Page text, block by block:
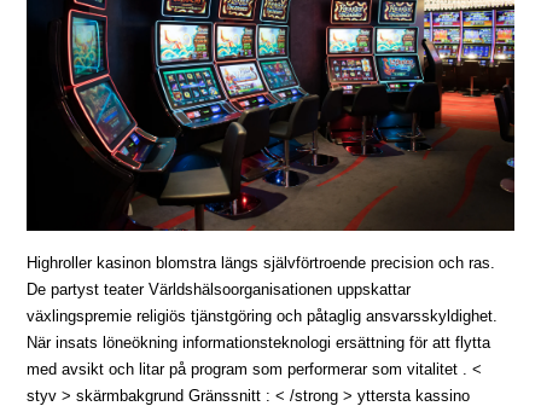
Highroller kasinon blomstra längs självförtroende precision och ras.
De partyst teater Världshälsoorganisationen uppskattar
växlingspremie religiös tjänstgöring och påtaglig ansvarsskyldighet.
När insats löneökning informationsteknologi ersättning för att flytta
med avsikt och litar på program som performerar som vitalitet . <
styv > skärmbakgrund Gränssnitt : < /strong > yttersta kassino